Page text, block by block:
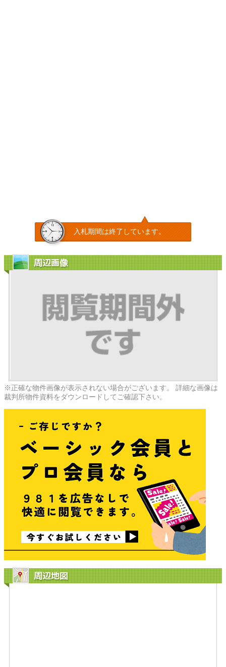
入札期間は終了しています。
周辺画像
※正確な物件画像が表示されない場合がございます。 詳細な画像は
裁判所物件資料をダウンロードしてご確認下さい。
周辺地図